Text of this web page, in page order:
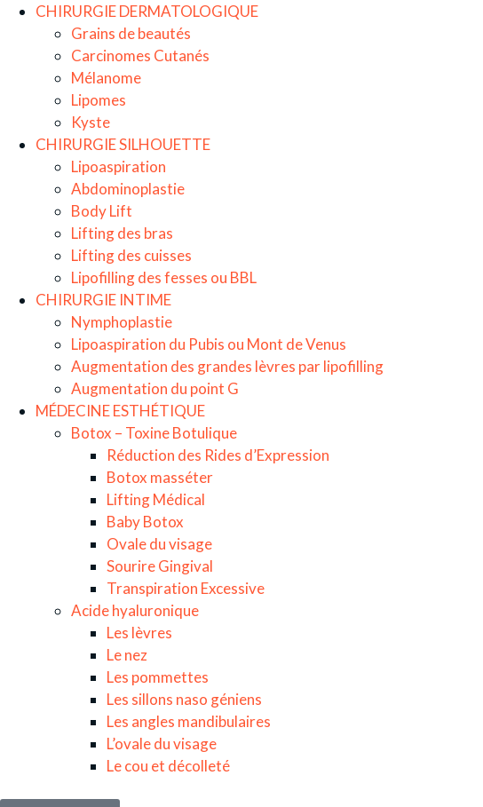
CHIRURGIE DERMATOLOGIQUE
Grains de beautés
Carcinomes Cutanés
Mélanome
Lipomes
Kyste
CHIRURGIE SILHOUETTE
Lipoaspiration
Abdominoplastie
Body Lift
Lifting des bras
Lifting des cuisses
Lipofilling des fesses ou BBL
CHIRURGIE INTIME
Nymphoplastie
Lipoaspiration du Pubis ou Mont de Venus
Augmentation des grandes lèvres par lipofilling
Augmentation du point G
MÉDECINE ESTHÉTIQUE
Botox – Toxine Botulique
Réduction des Rides d’Expression
Botox masséter
Lifting Médical
Baby Botox
Ovale du visage
Sourire Gingival
Transpiration Excessive
Acide hyaluronique
Les lèvres
Le nez
Les pommettes
Les sillons naso géniens
Les angles mandibulaires
L’ovale du visage
Le cou et décolleté